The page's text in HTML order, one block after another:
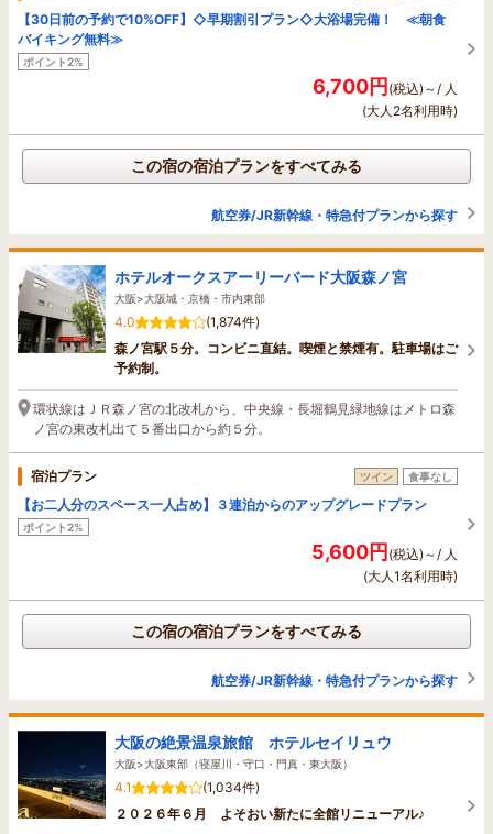
【30日前の予約で10%OFF】◇早期割引プラン◇大浴場完備！ ≪朝食
バイキング無料≫
ポイント2%
6,700円(税込)～/ 人
(大人2名利用時)
この宿の宿泊プランをすべてみる
航空券/JR新幹線・特急付プランから探す
ホテルオークスアーリーバード大阪森ノ宮
大阪>大阪城・京橋・市内東部
4.0
(1,874件)
森ノ宮駅５分。コンビニ直結。喫煙と禁煙有。駐車場はご
予約制。
環状線はＪＲ森ノ宮の北改札から、中央線・長堀鶴見緑地線はメトロ森
ノ宮の東改札出て５番出口から約５分。
宿泊プラン ツイン 食事なし
【お二人分のスペース一人占め】３連泊からのアップグレードプラン
ポイント2%
5,600円(税込)～/ 人
(大人1名利用時)
この宿の宿泊プランをすべてみる
航空券/JR新幹線・特急付プランから探す
大阪の絶景温泉旅館 ホテルセイリュウ
大阪>大阪東部（寝屋川・守口・門真・東大阪）
4.1
(1,034件)
２０２６年６月 よそおい新たに全館リニューアル♪